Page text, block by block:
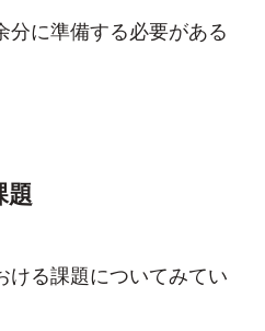
分に準備する必要がある
題
ける課題についてみてい